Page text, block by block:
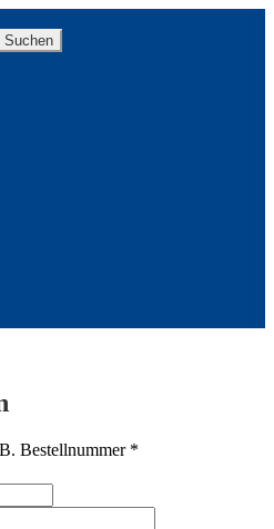
Suchen
Bestellnummer *